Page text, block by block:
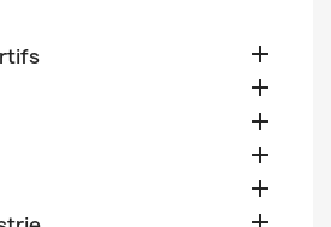




